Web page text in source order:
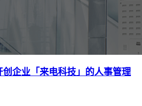
企业「来电科技」的人事管理